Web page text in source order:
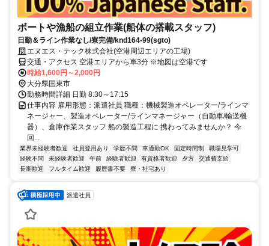
ボートや漁船の組立作業(船体の搭載スタッフ)
日勤＆ライン作業なし/寮完備/knd164-99(sgto)
エヌエス・テック株式会社(空港周辺エリアの工場)
交通・アクセス 空港エリアから車3分 ※地図は空港です
時給1,600円～2,000円
大分県国東市
勤務時間詳細 日勤 8:30～17:15
仕事内容 雇用形態：派遣社員 職種：機械製造オペレーター/ラインマ
ネージャー、製造オペレーター/ラインマネージャー（自動車/輸送機
器）、倉庫作業スタッフ 船の製造工程に 携わってみませんか？ 今
回...
業界未経験者歓迎 社員登用あり 学歴不問 車通勤OK 固定時間制
職場見学可
経験不問
未経験者歓迎 午前 経験者歓迎 有資格者歓迎 夕方
交通費支給
長期歓迎
フルタイム歓迎 履歴書不要 寮・社宅あり
派遣社員